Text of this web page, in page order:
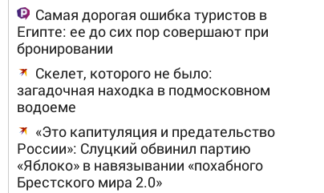
Самая дорогая ошибка туристов в
Египте: ее до сих пор совершают при
бронировании
Скелет, которого не было:
загадочная находка в подмосковном
водоеме
«Это капитуляция и предательство
России»: Слуцкий обвинил партию
«Яблоко» в навязывании «похабного
Брестского мира 2.0»